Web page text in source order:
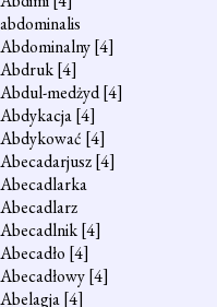
abdominalis
Abdominalny[4]
Abdruk[4]
Abdul-medżyd[4]
Abdykacja[4]
Abdykować [4]
Abecadarjusz[4]
Abecadlarka
Abecadlarz
Abecadlnik[4]
Abecadło [4]
Abecadłowy[4]
Abelagja[4]